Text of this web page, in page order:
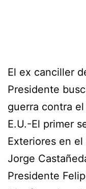
El ex canciller
Presidente
guerra contra el
E.U.-El primer
Exteriores en
Jorge
Presidente